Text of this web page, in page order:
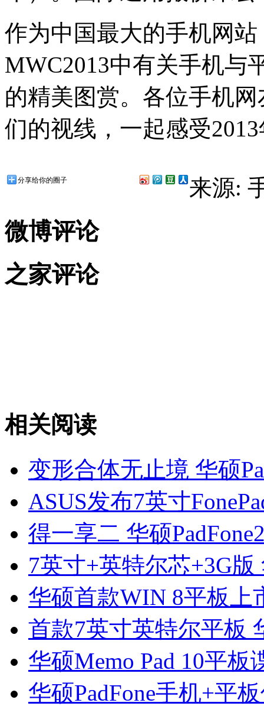
作为中国最大的手机网
MWC2013中有关手机与
的精美图赏。各位手机
们的视线，一起感受
分享给你的圈子 来源:
微博评论
之家评论
相关阅读
变形合体无止境 华硕
ASUS发布7英寸
得一享二 华硕
7英寸+英特尔芯+3G版
华硕首款WIN 8平板上
首款7英寸英特尔平板
华硕Memo Pad 10平板
华硕PadFone手机+平